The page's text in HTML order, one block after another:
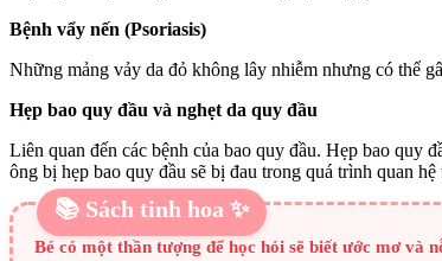
Bệnh vẩy nến (Psoriasis)
Những mảng vảy da đỏ không lây nhiễm nhưng có thể
Hẹp bao quy đầu và nghẹt da quy đầu
Liên quan đến các bệnh của bao quy đầu. Hẹp bao quy
ông bị hẹp bao quy đầu sẽ bị đau trong quá trình quan hệ
📚 Sách tinh hoa ✨
Bé có một thần tượng để học hỏi sẽ biết ước mơ và